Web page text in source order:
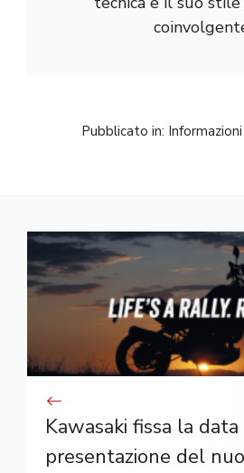
Pubblicato in:
Kawasaki fissa la
presentazione del